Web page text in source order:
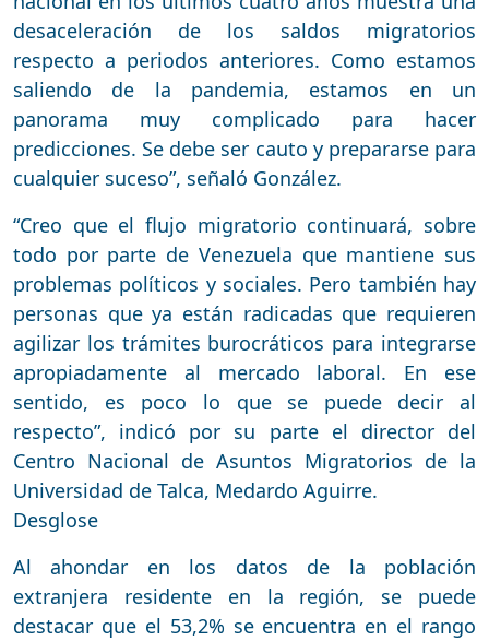
desaceleración de los saldos migratorios
respecto a periodos anteriores. Como estamos
saliendo de la pandemia, estamos en un
panorama muy complicado para hacer
predicciones. Se debe ser cauto y prepararse para
cualquier suceso”, señaló González.
“Creo que el flujo migratorio continuará, sobre
todo por parte de Venezuela que mantiene sus
problemas políticos y sociales. Pero también hay
personas que ya están radicadas que requieren
agilizar los trámites burocráticos para integrarse
apropiadamente al mercado laboral. En ese
sentido, es poco lo que se puede decir al
respecto”, indicó por su parte el director del
Centro Nacional de Asuntos Migratorios de la
Universidad de Talca, Medardo Aguirre.
Desglose
Al ahondar en los datos de la población
extranjera residente en la región, se puede
destacar que el 53,2% se encuentra en el rango